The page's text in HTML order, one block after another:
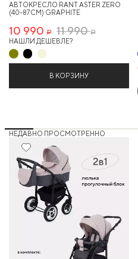
АВТОКРЕСЛО RANT ASTER ZERO
(40-87СМ) GRAPHITE
10 990 Р 11 990Р
НАШЛИ ДЕШЕВЛЕ?
В КОРЗИНУ
НЕДАВНО ПРОСМОТРЕННО